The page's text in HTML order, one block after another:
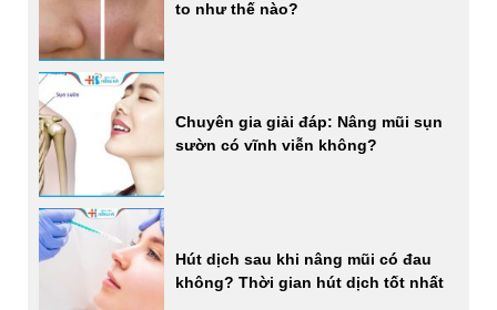
to như thế nào?
Chuyên gia giải đáp: Nâng mũi sụn
sườn có vĩnh viễn không?
Hút dịch sau khi nâng mũi có đau
không? Thời gian hút dịch tốt nhất